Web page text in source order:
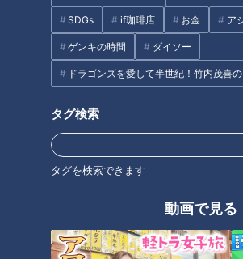
SDGs if珈琲店 お金 ア
ゲンキの時間 ダイソー
ドラゴンズを愛して半世紀！竹内茂喜の
タグ検索
タグを検索できます
動画で見る
オススメ関連コンテンツ
覗き見！商品のユニークな利用
グッズは